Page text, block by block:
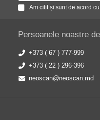
Am citit și sunt de acord
Persoanele noastre
+373 ( 67 ) 777-999
+373 ( 22 ) 296-396
neoscan@neoscan.md